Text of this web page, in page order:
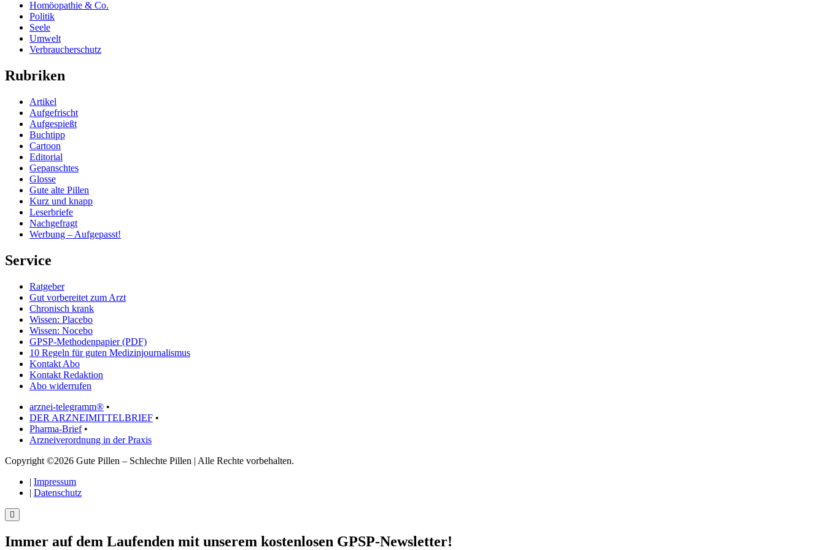
Homöopathie & Co.
Politik
Seele
Umwelt
Verbraucherschutz
Rubriken
Artikel
Aufgefrischt
Aufgespießt
Buchtipp
Cartoon
Editorial
Gepanschtes
Glosse
Gute alte Pillen
Kurz und knapp
Leserbriefe
Nachgefragt
Werbung – Aufgepasst!
Service
Ratgeber
Gut vorbereitet zum Arzt
Chronisch krank
Wissen: Placebo
Wissen: Nocebo
GPSP-Methodenpapier (PDF)
10 Regeln für guten Medizinjournalismus
Kontakt Abo
Kontakt Redaktion
Abo widerrufen
arznei-telegramm® •
DER ARZNEIMITTELBRIEF •
Pharma-Brief•
Arzneiverordnung in der Praxis
Copyright ©2026 Gute Pillen – Schlechte Pillen | Alle Rechte vorbehalten.
| Impressum
| Datenschutz
Immer auf dem Laufenden mit unserem kostenlosen GPSP-Newsletter!